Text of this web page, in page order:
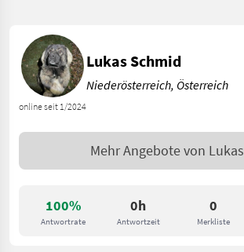
100%
Antwortrate
0h
Antwortzeit
0
Merkliste
online seit 1/2024
Lukas Schmid
Niederösterreich, Österreich
Mehr Angebote von Lukas